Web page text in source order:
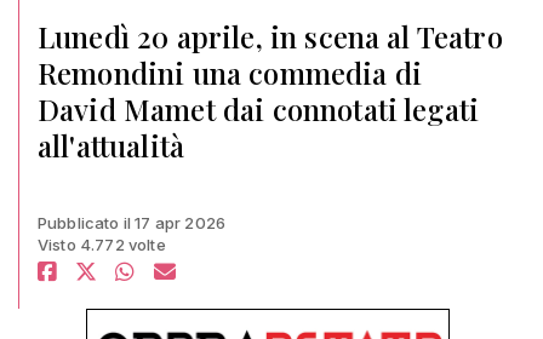
Lunedì 20 aprile, in scena al Teatro
Remondini una commedia di
David Mamet dai connotati legati
all'attualità
Pubblicato il 17 apr 2026
Visto 4.772 volte